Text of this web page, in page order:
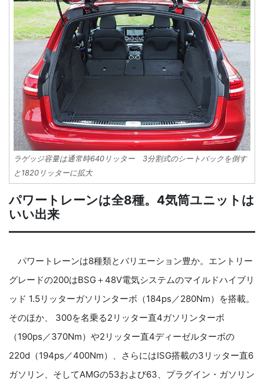
ラゲッジ容量は通常時640リッター 3分割式のシートバックを倒す
と1820リッターに拡大
パワートレーンは全8種。4気筒ユニットは
いい出来
パワートレーンは8種類とバリエーション豊か。エントリー
グレードの200はBSG＋48V電気システムのマイルドハイブリ
ッド 1.5リッターガソリンターボ（184ps／280Nm）を搭載。
そのほか、 300を名乗る2リッター直4ガソリンターボ
（190ps／370Nm）や2リッター直4ディーゼルターボの
220d（194ps／400Nm）、さらにはISG搭載の3リッター直6
ガソリン、そしてAMGの53および63、プラグイン・ガソリン